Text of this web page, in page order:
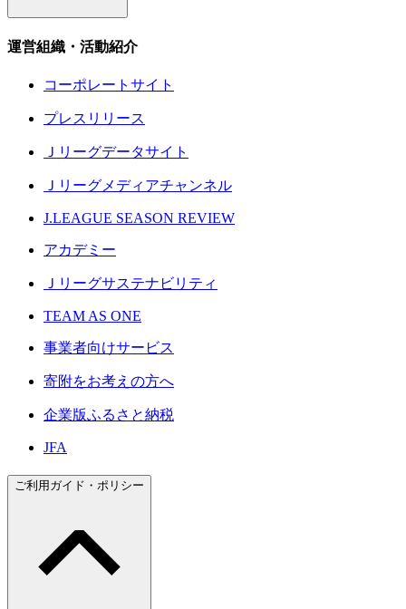
運営組織・活動紹介
コーポレートサイト
プレスリリース
Ｊリーグデータサイト
Ｊリーグメディアチャンネル
J.LEAGUE SEASON REVIEW
アカデミー
Ｊリーグサステナビリティ
TEAM AS ONE
事業者向けサービス
寄附をお考えの方へ
企業版ふるさと納税
JFA
ご利用ガイド・ポリシー